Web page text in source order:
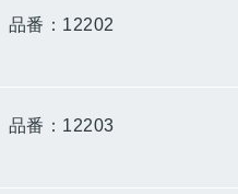
品番：12202
品番：12203